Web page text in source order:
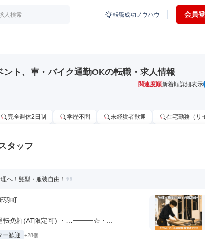
人検索 転職成功ノウハウ 会員
ト、車・バイク通勤OKの転職・求人情報
関連度順新着順詳細表示
完全週休2日制 学歴不問 未経験者歓迎 在宅勤務（リ
タッフ
へ！髪型・服装自由！
羽町
転免許(AT限定可) ・…━━━☆・...
ー歓迎 +28個